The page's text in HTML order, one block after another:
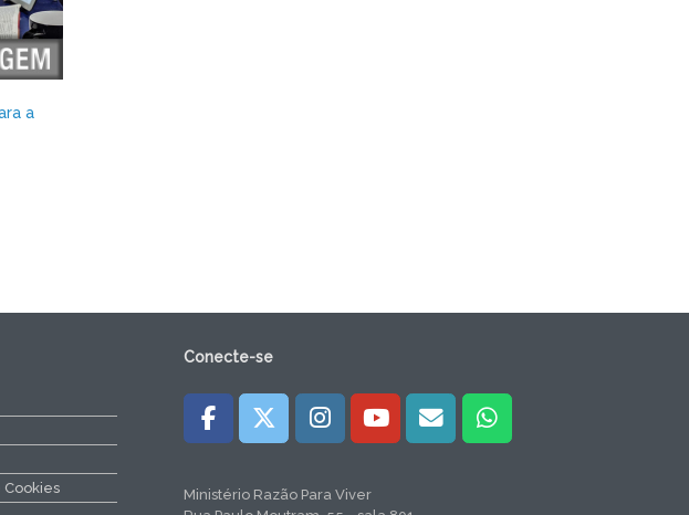
a
Conecte-se
Ministério Razão Para Viver